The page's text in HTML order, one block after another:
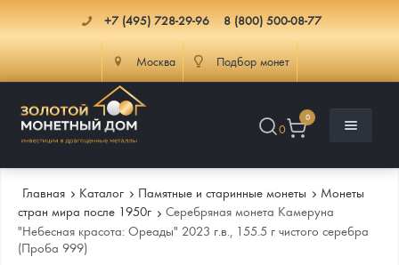
+7 (495) 728-29-96 8 (800) 500-08-77
Москва Подбор монет
0
0
Каталог
Главная Каталог Памятные и старинные монеты
Монеты
стран мира после 1950г
Серебряная монета Камеруна
"Небесная красота: Ореады" 2023 г.в., 155.5 г чистого серебра
(Проба 999)